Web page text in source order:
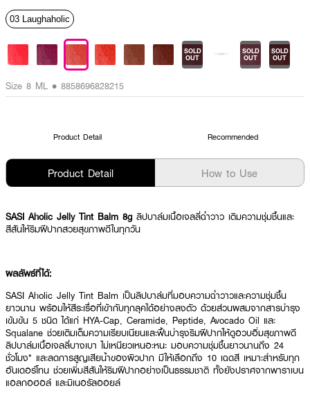
03 Laughaholic
SOLD
OUT
SOLD
OUT
SOLD
OUT
Size 8 ML • 8858696828215
Product Detail Recommended
Product Detail How to Use
SASI Aholic Jelly Tint Balm 8g ลิปบาล์มเนื้อเจลลี่ฉ่ำวาว เติมความชุ่มชื้นและ
สีสันให้ริมฝีปากสวยสุขภาพดีในทุกวัน
ผลลัพธ์ที่ได้:
SASI Aholic Jelly Tint Balm เป็นลิปบาล์มที่มอบความฉ่ำวาวและความชุ่มชื้น
ยาวนาน พร้อมให้สีระเรื่อที่เข้ากับทุกลุคได้อย่างลงตัว ด้วยส่วนผสมจากสารบำรุง
เข้มข้น 5 ชนิด ได้แก่ HYA-Cap, Ceramide, Peptide, Avocado Oil และ
Squalane ช่วยเติมเต็มความเรียบเนียนและฟื้นบำรุงริมฝีปากให้ดูอวบอิ่มสุขภาพดี
ลิปบาล์มเนื้อเจลลี่บางเบา ไม่เหนียวเหนอะหนะ มอบความชุ่มชื้นยาวนานถึง 24
ชั่วโมง* และลดการสูญเสียน้ำของผิวปาก มีให้เลือกถึง 10 เฉดสี เหมาะสำหรับทุก
อันเดอร์โทน ช่วยเพิ่มสีสันให้ริมฝีปากอย่างเป็นธรรมชาติ ทั้งยังปราศจากพาราเบน
แอลกอฮอล์ และมิเนอรัลออยล์